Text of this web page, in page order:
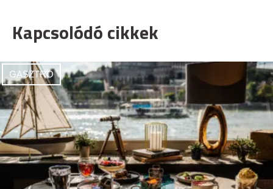
Kapcsolódó cikkek
GASZTRO